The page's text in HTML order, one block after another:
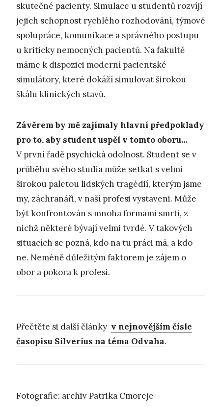
skutečné pacienty. Simulace u studentů rozvíjí
jejich schopnost rychlého rozhodování, týmové
spolupráce, komunikace a správného postupu
u kriticky nemocných pacientů. Na fakultě
máme k dispozici moderní pacientské
simulátory, které dokáží simulovat širokou
škálu klinických stavů.
Závěrem by mě zajímaly hlavní předpoklady
pro to, aby student uspěl v tomto oboru…
V první řadě psychická odolnost. Student se v
průběhu svého studia může setkat s velmi
širokou paletou lidských tragédií, kterým jsme
my, záchranáři, v naší profesi vystaveni. Může
být konfrontován s mnoha formami smrti, z
nichž některé bývají velmi tvrdé. V takových
situacích se pozná, kdo na tu práci má, a kdo
ne. Neméně důležitým faktorem je zájem o
obor a pokora k profesi.
Přečtěte si další články v nejnovějším čísle
časopisu Silverius na téma Odvaha.
Fotografie: archiv Patrika Cmoreje